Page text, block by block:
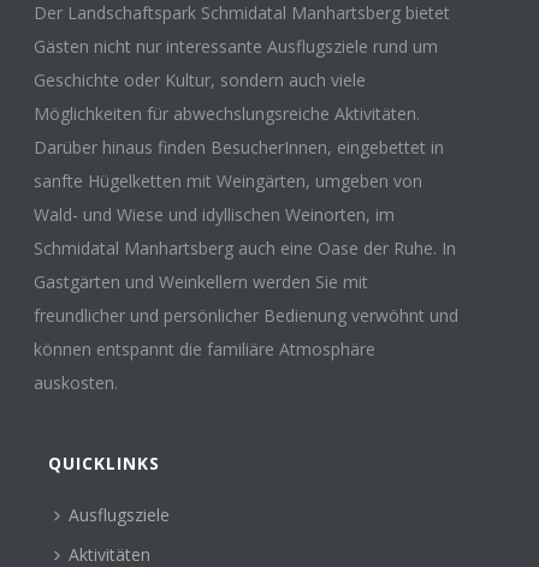
Der Landschaftspark Schmidatal Manhartsberg bietet
Gästen nicht nur interessante Ausflugsziele rund um
Geschichte oder Kultur, sondern auch viele
Möglichkeiten für abwechslungsreiche Aktivitäten.
Darüber hinaus finden BesucherInnen, eingebettet in
sanfte Hügelketten mit Weingärten, umgeben von
Wald- und Wiese und idyllischen Weinorten, im
Schmidatal Manhartsberg auch eine Oase der Ruhe. In
Gastgärten und Weinkellern werden Sie mit
freundlicher und persönlicher Bedienung verwöhnt und
können entspannt die familiäre Atmosphäre
auskosten.
QUICKLINKS
Ausflugsziele
Aktivitäten